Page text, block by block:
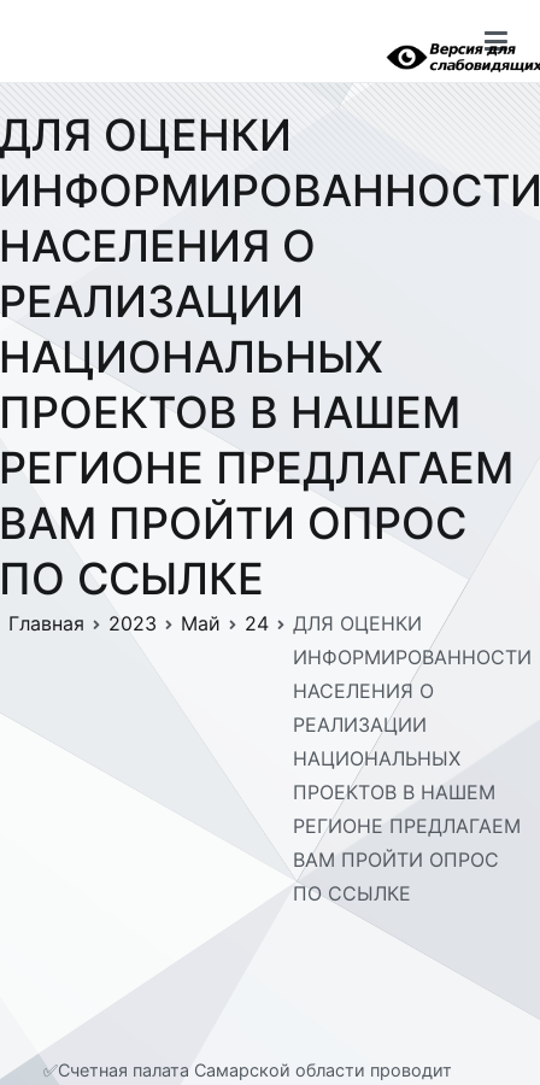
ОЦЕНКИ
О
В НАШЕМ
ПРЕДЛАГАЕМ
ПРОЙТИ ОПРОС
ССЫЛКЕ
Главная 2023 Май 24
ДЛЯ ОЦЕНКИ
ИНФОРМИРОВАННОСТИ
НАСЕЛЕНИЯ О
РЕАЛИЗАЦИИ
НАЦИОНАЛЬНЫХ
ПРОЕКТОВ В НАШЕМ
РЕГИОНЕ ПРЕДЛАГАЕМ
ВАМ ПРОЙТИ ОПРОС
ПО ССЫЛКЕ
✅Счетная палата Самарской области проводит